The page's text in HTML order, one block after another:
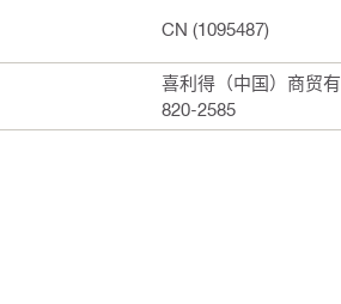
CN (1095487)
喜利得（中国）商贸
820-2585